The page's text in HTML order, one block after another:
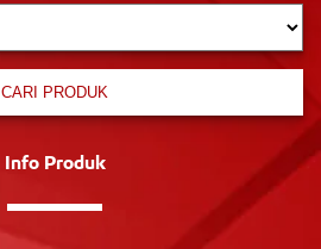
CARI PRODUK
Info Produk